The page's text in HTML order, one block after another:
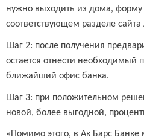
нужно выходить из дома,
соответствующем разделе сайта
Шаг 2: после получения
остается отнести необходимый
ближайший офис банка.
Шаг 3: при положительном
новой, более выгодной,
«Помимо этого, в Ак Барс